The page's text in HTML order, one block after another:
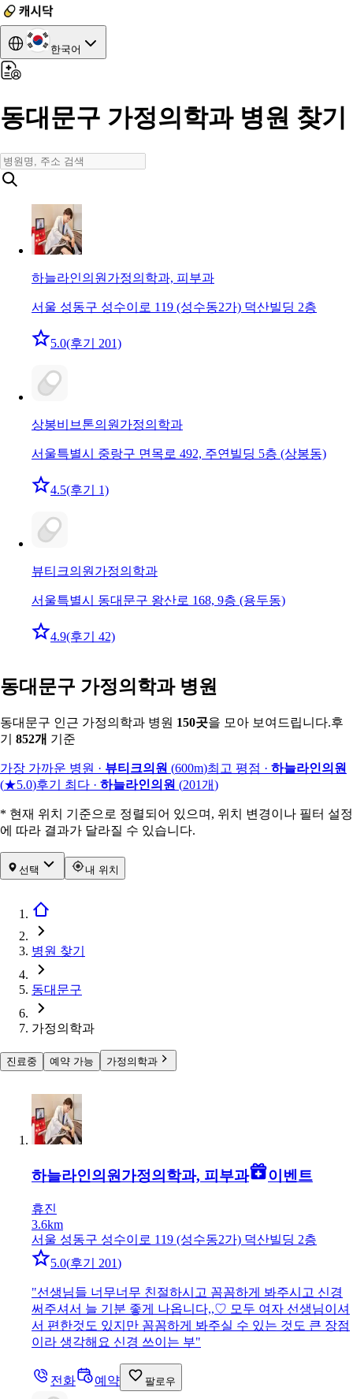
한국어
동대문구 가정의학과 병원 찾기
하늘라인의원 가정의학과, 피부과
서울 성동구 성수이로 119 (성수동2가) 덕산빌딩 2층
5.0(후기 201)
상봉비브톤의원 가정의학과
서울특별시 중랑구 면목로 492, 주연빌딩 5층 (상봉동)
4.5(후기 1)
뷰티크의원 가정의학과
서울특별시 동대문구 왕산로 168, 9층 (용두동)
4.9(후기 42)
동대문구 가정의학과 병원
동대문구 인근 가정의학과 병원 150곳을 모아 보여드립니다.후
기
852개 기준
가장 가까운 병원 · 뷰티크의원 (600m)최고 평점 · 하늘라인의원
(★5.0)후기 최다 · 하늘라인의원 (201개)
* 현재 위치 기준으로 정렬되어 있으며, 위치 변경이나 필터 설정
에 따라 결과가 달라질 수 있습니다.
선택 내 위치
병원 찾기
동대문구
가정의학과
진료중 예약 가능 가정의학과
하늘라인의원가정의학과, 피부과 이벤트
휴진
3.6km
서울 성동구 성수이로 119 (성수동2가) 덕산빌딩 2층
5.0(후기 201)
"선생님들 너무너무 친절하시고 꼼꼼하게 봐주시고 신경
써주셔서 늘 기분 좋게 나옵니다,,♡ 모두 여자 선생님이셔
서 편한것도 있지만 꼼꼼하게 봐주실 수 있는 것도 큰 장점
이라 생각해요 신경 쓰이는 부"
전화 예약 팔로우